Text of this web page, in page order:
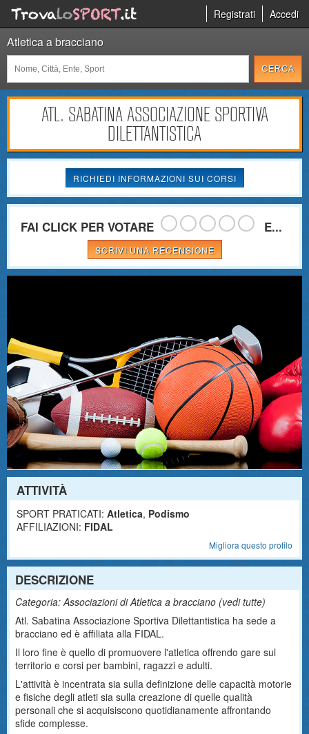
Registrati Accedi
Atletica a bracciano
ATL. SABATINA ASSOCIAZIONE SPORTIVA
DILETTANTISTICA
RICHIEDI INFORMAZIONI SUI CORSI
FAI CLICK PER VOTARE E...
SCRIVI UNA RECENSIONE
ATTIVITÀ
SPORT PRATICATI: Atletica, Podismo
AFFILIAZIONI: FIDAL
Migliora questo profilo
DESCRIZIONE
Categoria: Associazioni di Atletica a bracciano (vedi tutte)
Atl. Sabatina Associazione Sportiva Dilettantistica ha sede a
bracciano ed è affiliata alla FIDAL.
Il loro fine è quello di promuovere l'atletica offrendo gare sul
territorio e corsi per bambini, ragazzi e adulti.
L'attività è incentrata sia sulla definizione delle capacità motorie
e fisiche degli atleti sia sulla creazione di quelle qualità
personali che si acquisiscono quotidianamente affrontando
sfide complesse.